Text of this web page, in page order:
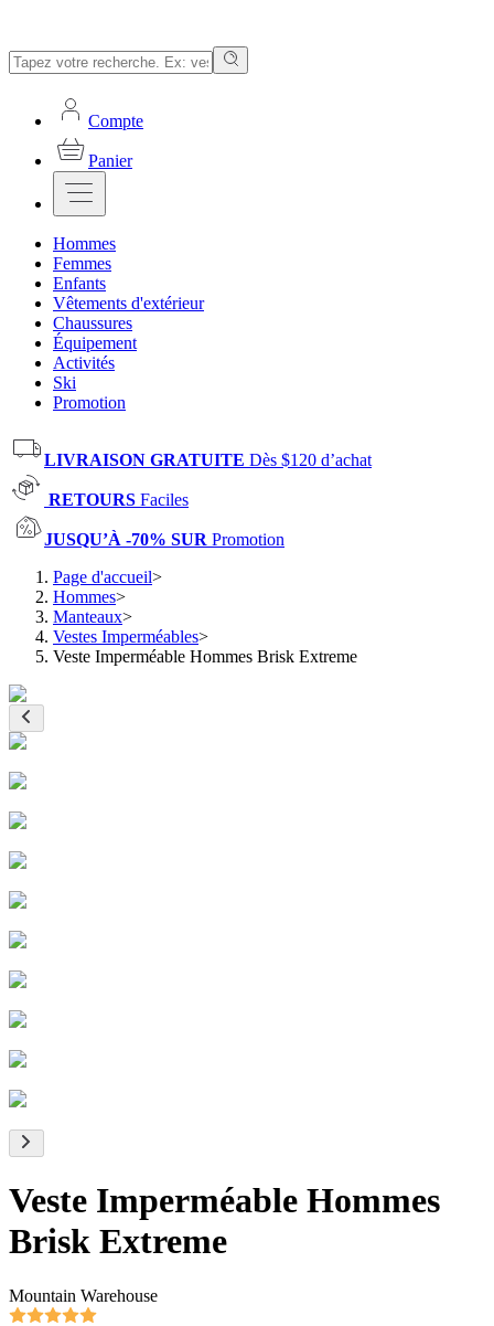
Compte
Panier
Hommes
Femmes
Enfants
Vêtements d'extérieur
Chaussures
Équipement
Activités
Ski
Promotion
LIVRAISON GRATUITE Dès $120 d’achat
RETOURS Faciles
JUSQU’À -70% SUR Promotion
Page d'accueil>
Hommes>
Manteaux>
Vestes Imperméables>
Veste Imperméable Hommes Brisk Extreme
Veste Imperméable Hommes
Brisk Extreme
Mountain Warehouse